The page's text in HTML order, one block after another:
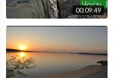
00:09:49